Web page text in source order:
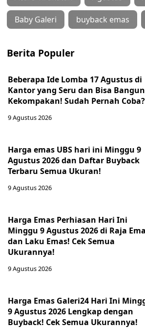
Baby Galeri buyback emas
Berita Populer
Beberapa Ide Lomba 17 Agustus di
Kantor yang Seru dan Bisa Bangun
Kekompakan! Sudah Pernah Coba?
9 Agustus 2026
Harga emas UBS hari ini Minggu 9
Agustus 2026 dan Daftar Buyback
Terbaru Semua Ukuran!
9 Agustus 2026
Harga Emas Perhiasan Hari Ini
Minggu 9 Agustus 2026 di Raja
dan Laku Emas! Cek Semua
Ukurannya!
9 Agustus 2026
Harga Emas Galeri24 Hari Ini
9 Agustus 2026 Lengkap dengan
Buyback! Cek Semua Ukurannya!